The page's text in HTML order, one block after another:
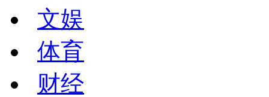
文娱
体育
财经